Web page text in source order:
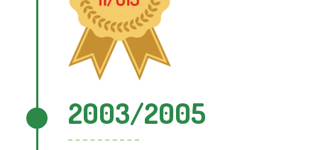
2003/2005